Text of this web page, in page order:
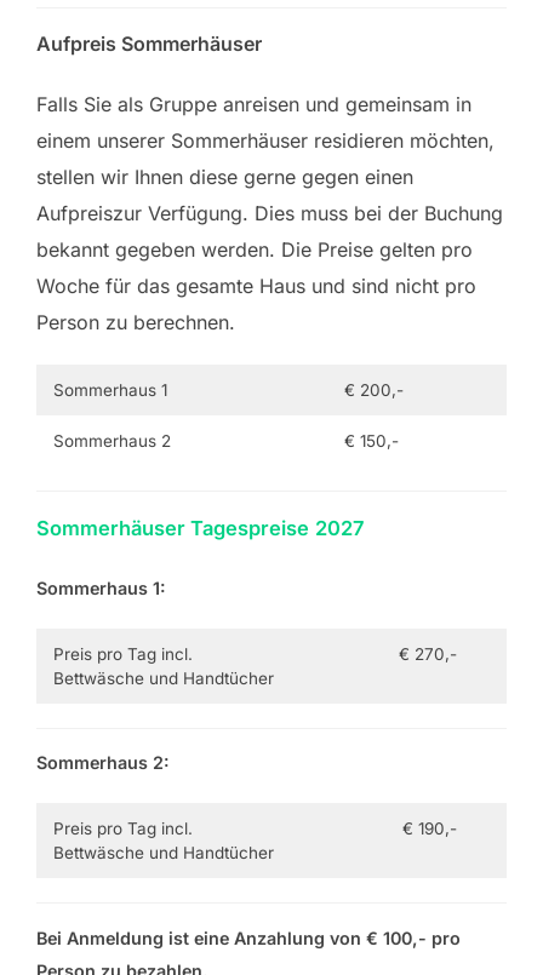
Aufpreis Sommerhäuser
Falls Sie als Gruppe anreisen und gemeinsam in
einem unserer Sommerhäuser residieren möchten,
stellen wir Ihnen diese gerne gegen einen
Aufpreiszur Verfügung. Dies muss bei der Buchung
bekannt gegeben werden. Die Preise gelten pro
Woche für das gesamte Haus und sind nicht pro
Person zu berechnen.
Sommerhaus 1 € 200,-
Sommerhaus 2 € 150,-
Sommerhäuser Tagespreise 2027
Sommerhaus 1:
Preis pro Tag incl.
Bettwäsche und Handtücher
€ 270,-
Sommerhaus 2:
Preis pro Tag incl.
Bettwäsche und Handtücher
€ 190,-
Bei Anmeldung ist eine Anzahlung von € 100,- pro
Person zu bezahlen.